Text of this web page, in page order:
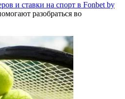
и ставки на спорт в Fonbet by
разобраться во